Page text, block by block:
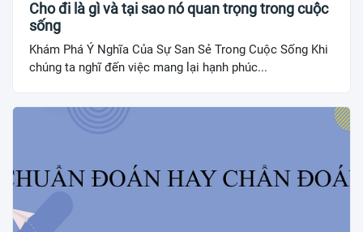
Cho đi là gì và tại sao nó quan trọng trong cuộc
sống
Khám Phá Ý Nghĩa Của Sự San Sẻ Trong Cuộc Sống Khi
chúng ta nghĩ đến việc mang lại hạnh phúc...